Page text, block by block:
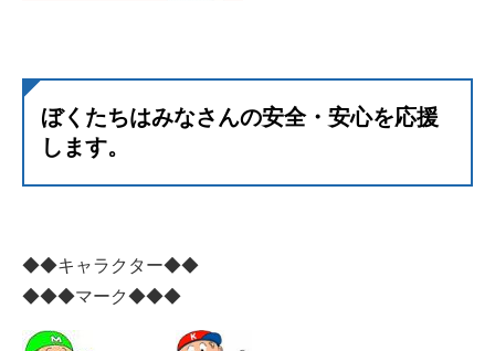
ぼくたちはみなさんの安全・安心を応援
します。
◆◆キャラクター◆◆
◆◆◆マーク◆◆◆